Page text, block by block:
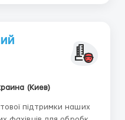
(Киев)
підтримки наших